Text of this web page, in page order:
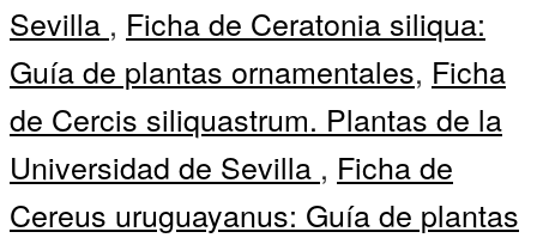
Sevilla , Ficha de Ceratonia siliqua:
Guía de plantas ornamentales, Ficha
de Cercis siliquastrum. Plantas de la
Universidad de Sevilla , Ficha de
Cereus uruguayanus: Guía de plantas